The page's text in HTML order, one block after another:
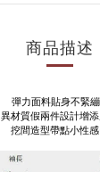
商品描述
彈力面料貼身不緊繃
異材質假兩件設計增
挖間造型帶點小性